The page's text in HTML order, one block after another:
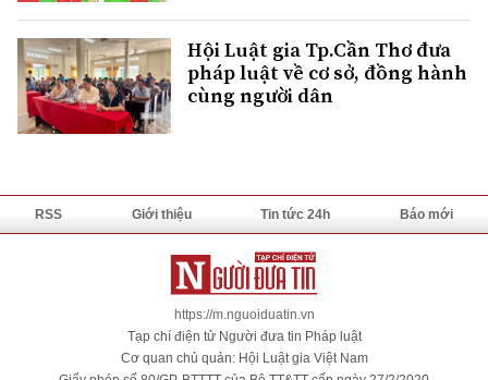
Hội Luật gia Tp.Cần Thơ đưa
pháp luật về cơ sở, đồng hành
cùng người dân
RSS Giới thiệu Tin tức 24h Báo mới
https://m.nguoiduatin.vn
Tạp chí điện tử Người đưa tin Pháp luật
Cơ quan chủ quản: Hội Luật gia Việt Nam